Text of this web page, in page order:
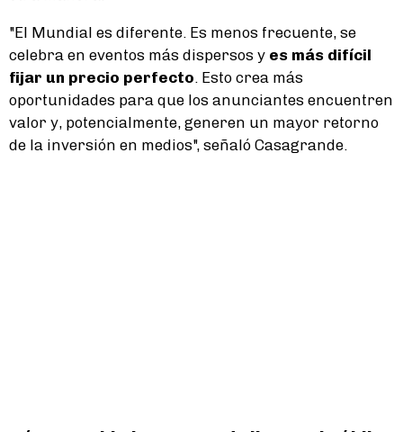
"El Mundial es diferente. Es menos frecuente, se
celebra en eventos más dispersos y es más difícil
fijar un precio perfecto . Esto crea más
oportunidades para que los anunciantes encuentren
valor y, potencialmente, generen un mayor retorno
de la inversión en medios", señaló Casagrande.